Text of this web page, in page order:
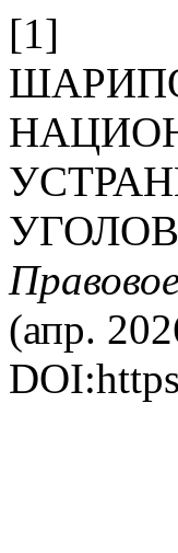
[1]
(апр.